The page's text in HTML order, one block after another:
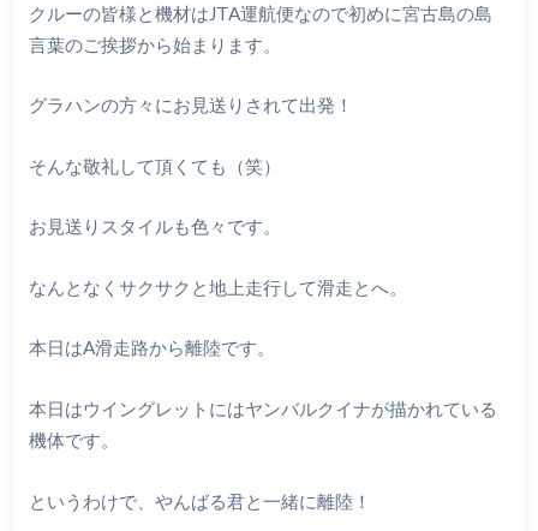
クルーの皆様と機材はJTA運航便なので初めに宮古島の島
言葉のご挨拶から始まります。
グラハンの方々にお見送りされて出発！
そんな敬礼して頂くても（笑）
お見送りスタイルも色々です。
なんとなくサクサクと地上走行して滑走とへ。
本日はA滑走路から離陸です。
本日はウイングレットにはヤンバルクイナが描かれている
機体です。
というわけで、やんばる君と一緒に離陸！